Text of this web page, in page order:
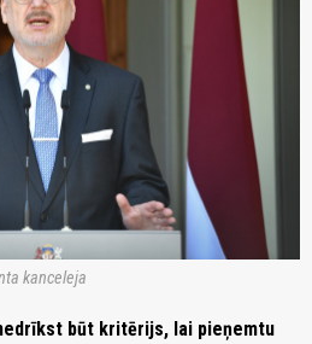
kanceleja
būt kritērijs, lai pieņemtu